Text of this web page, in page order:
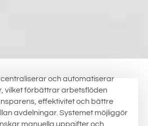
centraliserar och automatiserar
vilket förbättrar arbetsflöden
effektivitet och bättre
avdelningar. Systemet möjliggör
manuella uppgifter och